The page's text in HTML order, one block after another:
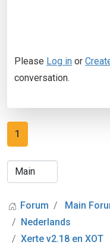
Please Log in or
conversation.
1
Forum
Main
Nederlands
Xerte v2.18 en XOT